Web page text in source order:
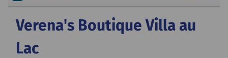
Verena's Boutique Villa au
Lac